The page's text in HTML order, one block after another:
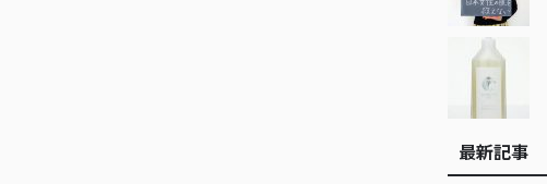
最新記事